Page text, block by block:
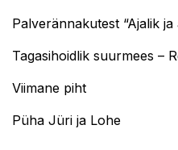
Palverännakutest “Ajalik ja
Tagasihoidlik suurmees –
Viimane piht
Püha Jüri ja Lohe